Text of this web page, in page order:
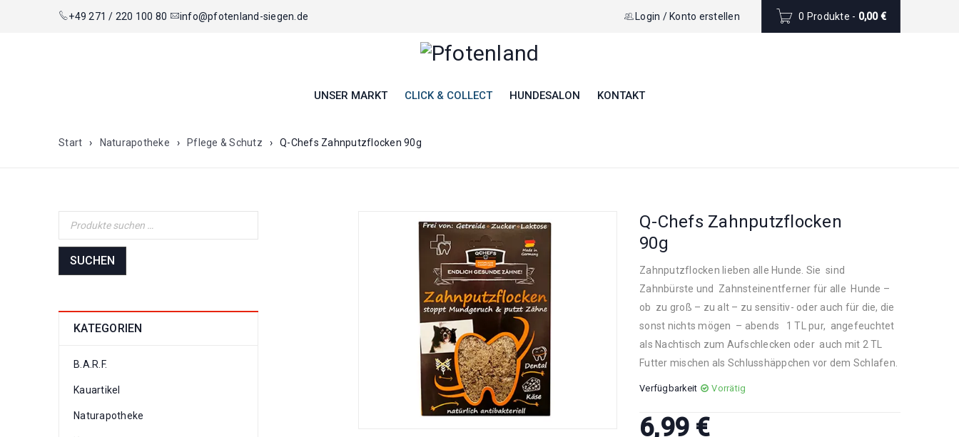
+49 271 / 220 100 80 info@pfotenland-siegen.de 0 Produkte - 0,00€
Login / Konto erstellen
UNSER MARKT CLICK & COLLECT HUNDESALON KONTAKT
Start › Naturapotheke › Pflege & Schutz › Q-Chefs Zahnputzflocken 90g
SUCHEN
KATEGORIEN
B.A.R.F.
Kauartikel
Naturapotheke
Q-Chefs Zahnputzflocken
90g
Zahnputzflocken lieben alle Hunde. Sie sind
Zahnbürste und Zahnsteinentferner für alle Hunde –
ob zu groß – zu alt – zu sensitiv- oder auch für die, die
sonst nichts mögen – abends 1 TL pur, angefeuchtet
als Nachtisch zum Aufschlecken oder auch mit 2 TL
Futter mischen als Schlusshäppchen vor dem Schlafen.
Verfügbarkeit Vorrätig
6,99 €